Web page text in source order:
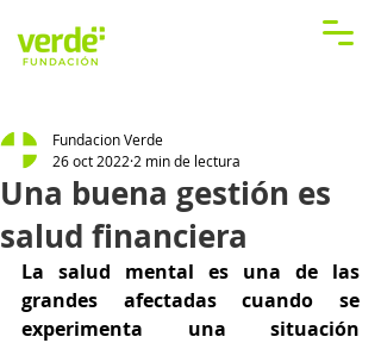
Una buena gestión es
salud financiera
Fundacion Verde
26 oct 2022 2 min de lectura
La salud mental es una de las
grandes afectadas cuando se
experimenta una situación